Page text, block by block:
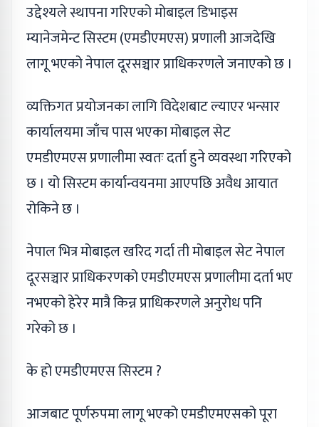
उद्देश्यले स्थापना गरिएको मोबाइल डिभाइस
म्यानेजमेन्ट सिस्टम (एमडीएमएस) प्रणाली आजदेखि
लागू भएको नेपाल दूरसञ्चार प्राधिकरणले जनाएको छ ।
व्यक्तिगत प्रयोजनका लागि विदेशबाट ल्याएर भन्सार
कार्यालयमा जाँच पास भएका मोबाइल सेट
एमडीएमएस प्रणालीमा स्वतः दर्ता हुने व्यवस्था गरिएको
छ । यो सिस्टम कार्यान्वयनमा आएपछि अवैध आयात
रोकिने छ ।
नेपाल भित्र मोबाइल खरिद गर्दा ती मोबाइल सेट नेपाल
दूरसञ्चार प्राधिकरणको एमडीएमएस प्रणालीमा दर्ता भए
नभएको हेरेर मात्रै किन्न प्राधिकरणले अनुरोध पनि
गरेको छ ।
के हो एमडीएमएस सिस्टम ?
आजबाट पूर्णरुपमा लागू भएको एमडीएमएसको पूरा